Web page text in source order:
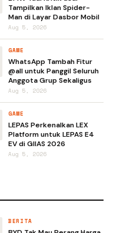
Tampilkan Iklan Spider-
Man di Layar Dasbor Mobil
Aug 5, 2026
GAME
WhatsApp Tambah Fitur
@all untuk Panggil Seluruh
Anggota Grup Sekaligus
Aug 5, 2026
GAME
LEPAS Perkenalkan LEX
Platform untuk LEPAS E4
EV di GIIAS 2026
Aug 5, 2026
BERITA